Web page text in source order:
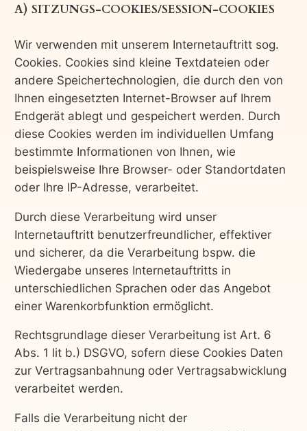
A) SITZUNGS-COOKIES/SESSION-COOKIES
Wir verwenden mit unserem Internetauftritt sog.
Cookies. Cookies sind kleine Textdateien oder
andere Speichertechnologien, die durch den von
Ihnen eingesetzten Internet-Browser auf Ihrem
Endgerät ablegt und gespeichert werden. Durch
diese Cookies werden im individuellen Umfang
bestimmte Informationen von Ihnen, wie
beispielsweise Ihre Browser- oder Standortdaten
oder Ihre IP-Adresse, verarbeitet.
Durch diese Verarbeitung wird unser
Internetauftritt benutzerfreundlicher, effektiver
und sicherer, da die Verarbeitung bspw. die
Wiedergabe unseres Internetauftritts in
unterschiedlichen Sprachen oder das Angebot
einer Warenkorbfunktion ermöglicht.
Rechtsgrundlage dieser Verarbeitung ist Art. 6
Abs. 1 lit b.) DSGVO, sofern diese Cookies Daten
zur Vertragsanbahnung oder Vertragsabwicklung
verarbeitet werden.
Falls die Verarbeitung nicht der